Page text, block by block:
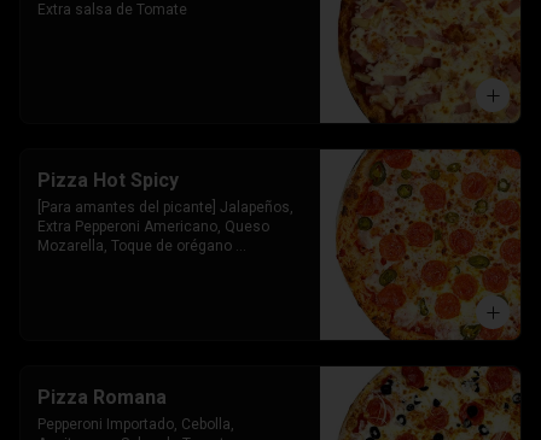
Extra salsa de Tomate
Pizza Hot Spicy
[Para amantes del picante] Jalapeños,
Extra Pepperoni Americano, Queso
Mozarella, Toque de orégano
Pizza Romana
Pepperoni Importado, Cebolla,